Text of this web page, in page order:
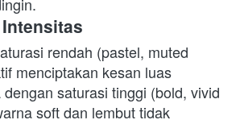
rendah (pastel, muted
menciptakan kesan luas
saturasi tinggi (bold, vivid
soft dan lembut tidak